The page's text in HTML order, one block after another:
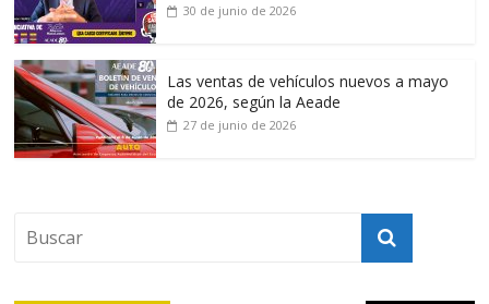
30 de junio de 2026
Las ventas de vehículos nuevos a mayo
de 2026, según la Aeade
27 de junio de 2026